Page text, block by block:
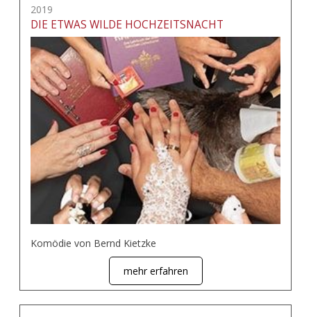
2019
DIE ETWAS WILDE HOCHZEITSNACHT
Komödie von Bernd Kietzke
mehr erfahren